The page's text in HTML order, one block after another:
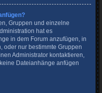
Gruppen und einzelne
hat es
in dem Forum anzufügen, in
oder nur bestimmte Gruppen
Administrator kontaktieren,
Dateianhänge anfügen